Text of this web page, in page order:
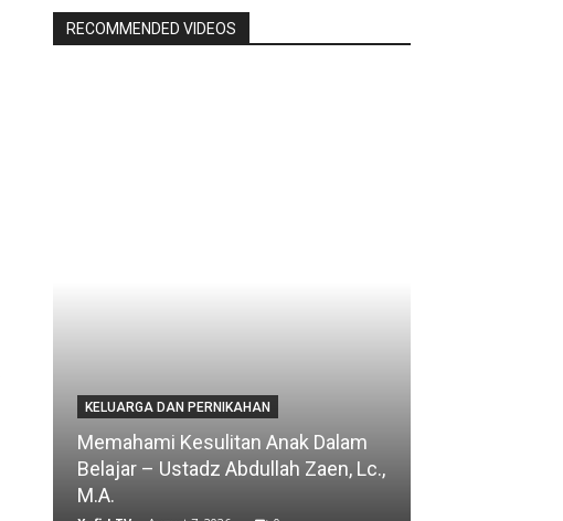
RECOMMENDED VIDEOS
KELUARGA DAN PERNIKAHAN
Memahami Kesulitan Anak Dalam
Belajar – Ustadz Abdullah Zaen, Lc.,
M.A.